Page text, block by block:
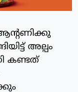
അല്പം
കണ്ടത്